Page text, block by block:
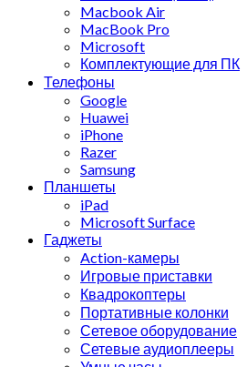
Macbook Air
MacBook Pro
Microsoft
Комплектующие для ПК
Телефоны
Google
Huawei
iPhone
Razer
Samsung
Планшеты
iPad
Microsoft Surface
Гаджеты
Action-камеры
Игровые приставки
Квадрокоптеры
Портативные колонки
Сетевое оборудование
Сетевые аудиоплееры